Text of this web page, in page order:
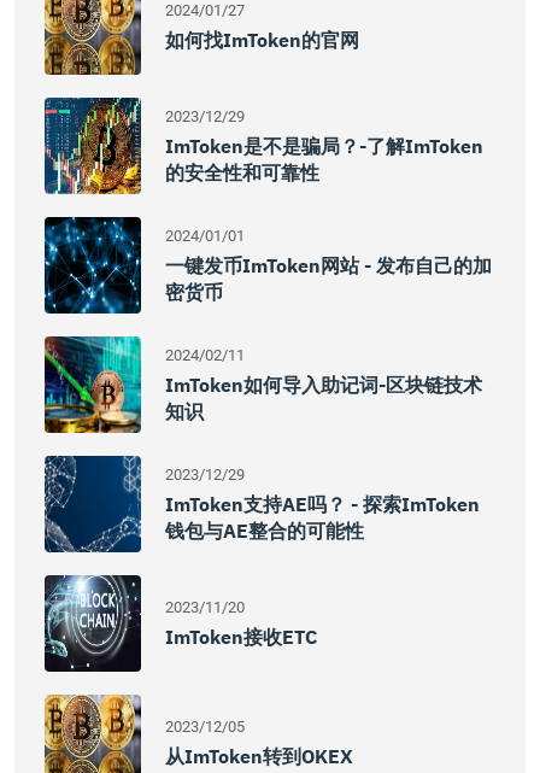
2024/01/27
如何找imToken的官网
2023/12/29
ImToken是不是骗局？-了解imToken
的安全性和可靠性
2024/01/01
一键发币imToken网站 - 发布自己的加
密货币
2024/02/11
ImToken如何导入助记词-区块链技术
知识
2023/12/29
ImToken支持AE吗？ - 探索imToken
钱包与AE整合的可能性
2023/11/20
ImToken接收ETC
2023/12/05
从imToken转到OKEX